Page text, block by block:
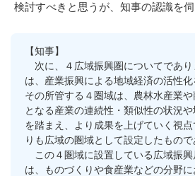
検討すべきと思うが、知事の認識を伺
【知事】
次に、４広域振興圏についてであり
は、産業振興による地域経済の活性化
その所管する４圏域は、農林水産業
となる産業の連続性・類似性の状況
を踏まえ、より成果を上げていく視
りも広域の圏域として設定したもので
この４圏域に設置している広域振
は、ものづくりや食産業などの分野